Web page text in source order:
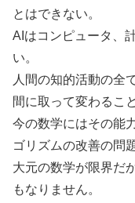
とはできない。
AIはコンピュータ、
い。
人間の知的活動の全
間に取って変わるこ
今の数学にはその能
ゴリズムの改善の問
大元の数学が限界だ
もなりません。